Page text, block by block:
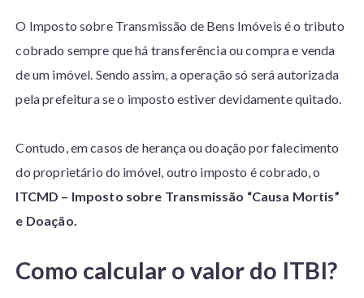
O Imposto sobre Transmissão de Bens Imóveis é o tributo
cobrado sempre que há transferência ou compra e venda
de um imóvel. Sendo assim, a operação só será autorizada
pela prefeitura se o imposto estiver devidamente quitado.
Contudo, em casos de herança ou doação por falecimento
do proprietário do imóvel, outro imposto é cobrado, o
ITCMD – Imposto sobre Transmissão “Causa Mortis”
e Doação.
Como calcular o valor do ITBI?